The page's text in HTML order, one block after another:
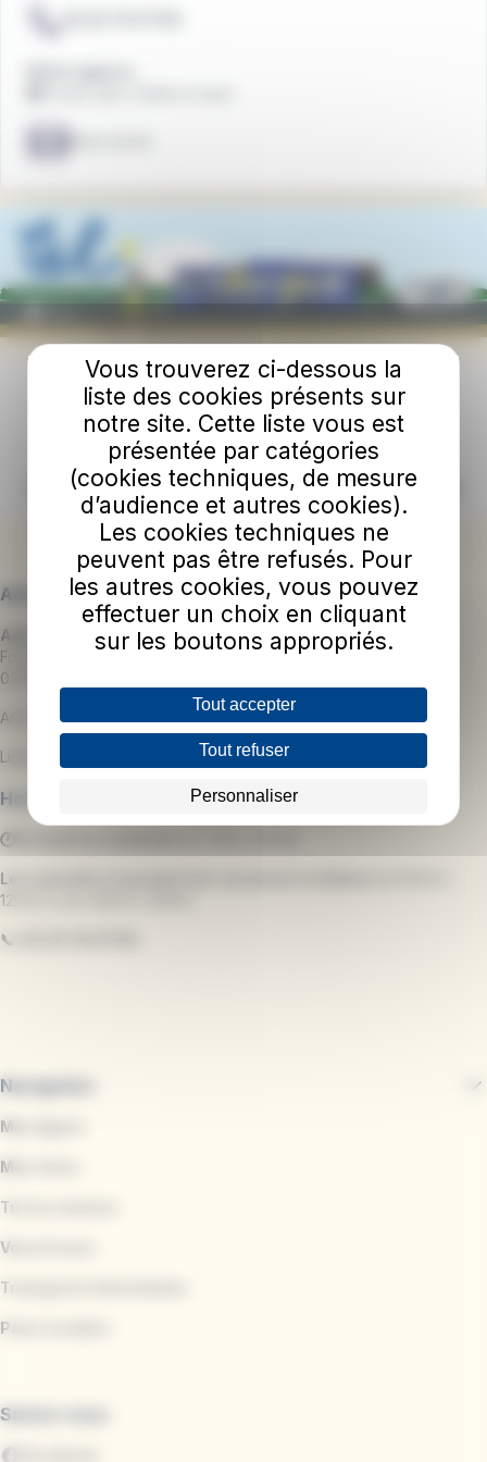
Adresse
Agence Commerciale TUL
Forum des 3 Gares
02000 Laon
Arrêt : GARE
Lignes de bus : -5
Horaires d'ouverture
🕐Du lundi au vendredi
Les samedis et pendant les vacances scolaires
12h30 et de 14h00 à 18h00.
📞
Navigation
Mes lignes
Mes titres
Tul sur mesure
Vous & nous
Transports Interurbains
Pass'scolaire
Suivez-nous
Vous trouverez ci-dessous la
liste des cookies présents sur
notre site. Cette liste vous est
présentée par catégories
(cookies techniques, de mesure
d’audience et autres cookies).
Les cookies techniques ne
peuvent pas être refusés. Pour
les autres cookies, vous pouvez
effectuer un choix en cliquant
sur les boutons appropriés.
Tout accepter
Tout refuser
Personnaliser